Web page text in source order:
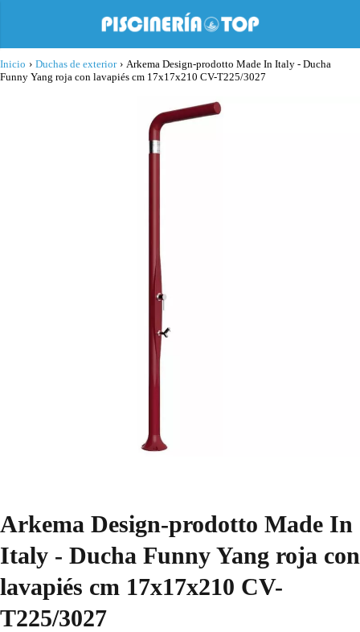
Inicio › Duchas de exterior › Arkema Design-prodotto Made In Italy - Ducha
Funny Yang roja con lavapiés cm 17x17x210 CV-T225/3027
Arkema Design-prodotto Made In
Italy - Ducha Funny Yang roja con
lavapiés cm 17x17x210 CV-
T225/3027